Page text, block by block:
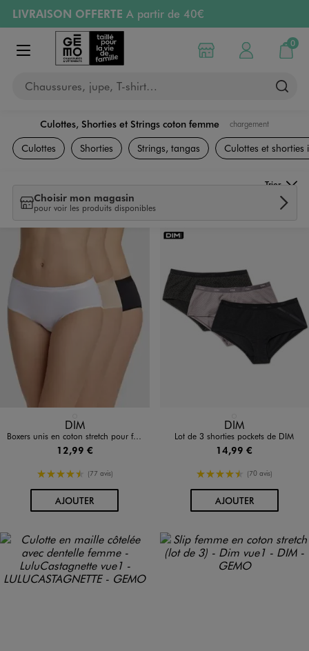
Aller au contenu principal
Aller à la navigation
LIVRAISON OFFERTE A partir de 40€
RETRAIT ET LIVRAISON OFFERTE
en magasin
PAYEZ EN 3x SANS FRAIS
Retours OFFERTS
pendant 30 jours
Afficher le menu
Chaussures, jupe, T-shirt…
Choisir mon magasin
Mon compte
0
Mon
Culottes, Shorties et Strings coton femme chargement
Lingerie
Culottes Shorties Strings, tangas Culottes et shorties
Choisir mon magasin
pour voir les produits disponibles
Trier
Disponible en 1 coloris
DIM
Boxers unis en coton stretch pour femme (lot de 3) - Dim
12,99 €
4.5/5 de moyenne
(77 avis)
AJOUTERAU PANIER
Disponible en 1 coloris
DIM
Lot de 3 shorties pockets de DIM
14,99 €
4.5/5 de moyenne
(70 avis)
AJOUTERAU PANIER